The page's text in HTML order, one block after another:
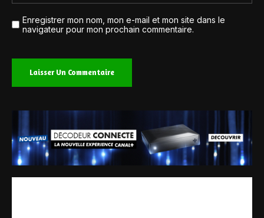
Enregistrer mon nom, mon e-mail et mon site dans le
navigateur pour mon prochain commentaire.